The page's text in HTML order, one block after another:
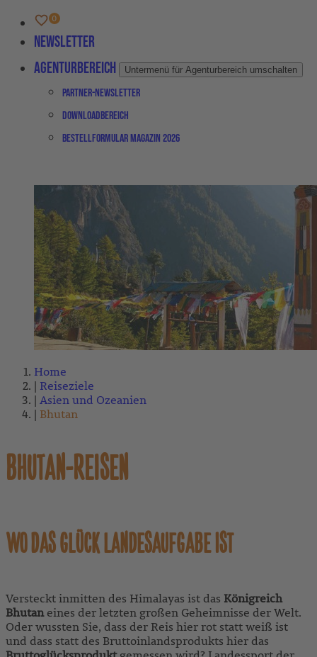
Newsletter
Agenturbereich
Untermenü für Agenturbereich umschalten
Partner-Newsletter
Downloadbereich
Bestellformular Magazin 2026
Home
Reiseziele
Asien und Ozeanien
Bhutan
BHUTAN-REISEN
WO DAS GLÜCK LANDESAUFGABE IST
Versteckt inmitten des Himalayas ist das Königreich
Bhutaneines der letzten großen Geheimnisse der Welt.
Oder wussten Sie, dass der Reis hier rot statt weiß ist
und dass statt des Bruttoinlandsprodukts hier das